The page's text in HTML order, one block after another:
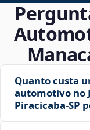
Quanto custa
automotivo no
Piracicaba‑SP